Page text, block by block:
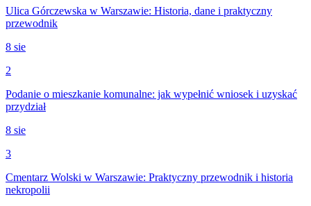
Ulica Górczewska w Warszawie: Historia, dane i praktyczny
przewodnik
8 sie
2
Podanie o mieszkanie komunalne: jak wypełnić wniosek i uzyskać
przydział
8 sie
3
Cmentarz Wolski w Warszawie: Praktyczny przewodnik i historia
nekropolii